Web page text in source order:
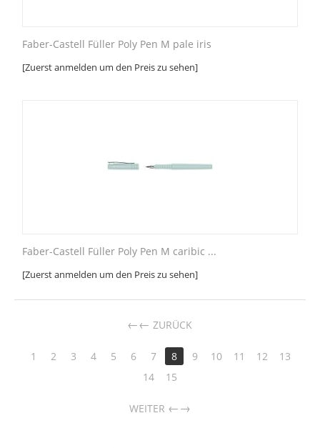
Faber-Castell Füller Poly Pen M pale iris
[Zuerst anmelden um den Preis zu sehen]
Faber-Castell Füller Poly Pen M caribic ...
[Zuerst anmelden um den Preis zu sehen]
← ZURÜCK
1 2 3 4 5 6 7 8 9 10 11 12
13
14
15
WEITER →